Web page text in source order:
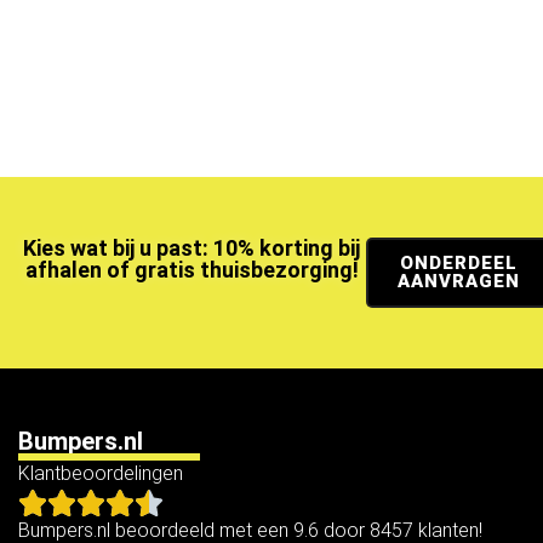
Kies wat bij u past: 10% korting bij
afhalen of gratis thuisbezorging!
ONDERDEEL
AANVRAGEN
Bumpers.nl
Klantbeoordelingen
Bumpers.nl beoordeeld met een 9.6 door 8457 klanten!